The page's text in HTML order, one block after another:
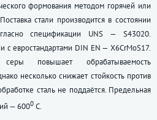
формования методом горячей или
стали производится в состоянии
спецификации UNS — S43020.
с евростандартами DIN EN — Х6CrMoS17.
повышает обрабатываемость
несколько снижает стойкость против
сталь не поддаётся. Предельная
— 6000 С.